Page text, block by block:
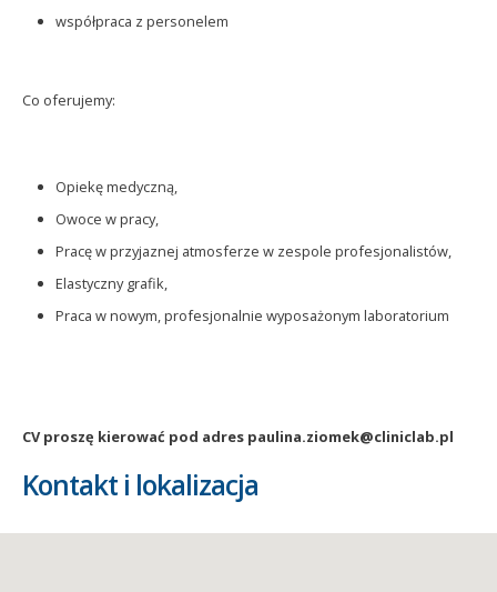
współpraca z personelem
Co oferujemy:
Opiekę medyczną,
Owoce w pracy,
Pracę w przyjaznej atmosferze w zespole profesjonalistów,
Elastyczny grafik,
Praca w nowym, profesjonalnie wyposażonym laboratorium
CV proszę kierować pod adres paulina.ziomek@cliniclab.pl
Kontakt i lokalizacja